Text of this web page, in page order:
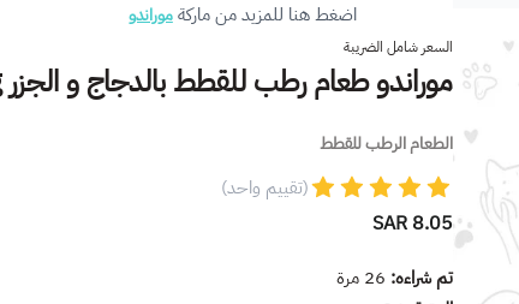
اضغط هنا للمزيد من ماركةموراندو
السعر شامل الضريبة
موراندو طعام رطب للقطط بالدجاج و الجزر 405g
الطعام الرطب للقطط
(تقييم واحد)
8.05 SAR
تم شراءه: 26 مرة